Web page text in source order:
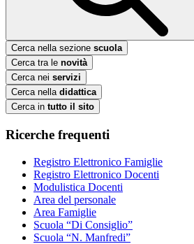
Cerca nella sezione scuola
Cerca tra le novità
Cerca nei servizi
Cerca nella didattica
Cerca in tutto il sito
Ricerche frequenti
Registro Elettronico Famiglie
Registro Elettronico Docenti
Modulistica Docenti
Area del personale
Area Famiglie
Scuola “Di Consiglio”
Scuola “N. Manfredi”